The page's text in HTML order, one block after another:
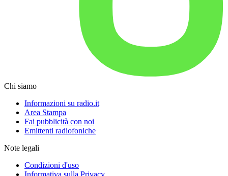
Chi siamo
Informazioni su radio.it
Area Stampa
Fai pubblicità con noi
Emittenti radiofoniche
Note legali
Condizioni d'uso
Informativa sulla Privacy